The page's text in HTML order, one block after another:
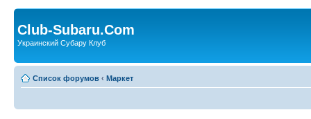
Club-Subaru.Com
Украинский Субару Клуб
Список форумов ‹ Маркет